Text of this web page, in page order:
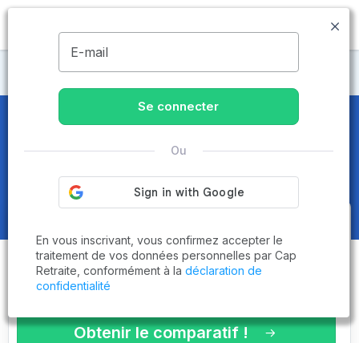
MENU
Maisons de retraite Seine-Saint-Denis
Maisons de retraite et EHPAD
Épinay-sur-Seine (93800)
Obtenez le
comparatif des
établissementsadaptés à vos
critères en 3 minutes !
Obtenir le comparatif !
E-mail
Se connecter
Ou
En vous inscrivant, vous confirmez accepter le
traitement de vos données personnelles par Cap
Retraite, conformément à la déclaration de
confidentialité